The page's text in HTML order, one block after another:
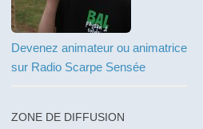
Devenez animateur ou animatrice
sur Radio Scarpe Sensée
ZONE DE DIFFUSION